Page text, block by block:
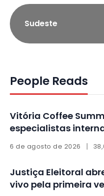
Sudeste
People Reads
Vitória Coffee
especialistas
6 de agosto de 2026
Justiça Eleitoral
vivo pela primeira